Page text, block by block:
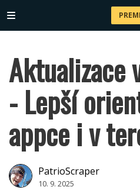
Aktualizace
- Lepší
appce i v
PatrioScraper
10. 9. 2025